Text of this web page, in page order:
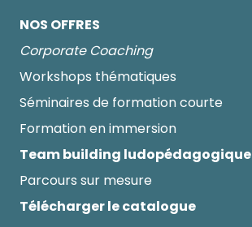
NOS OFFRES
Corporate Coaching
Workshops thématiques
Séminaires de formation courte
Formation en immersion
Team building ludopédagogique
Parcours sur mesure
Télécharger le catalogue